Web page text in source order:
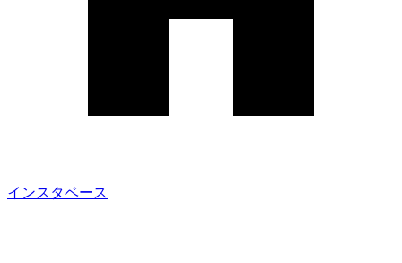
インスタベース